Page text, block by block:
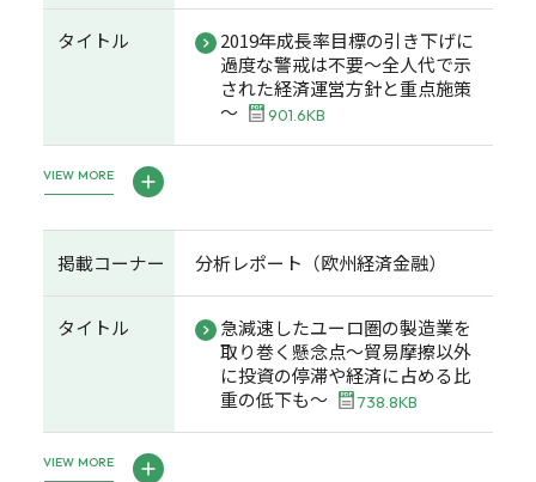
タイトル
2019年成長率目標の引き下げに
過度な警戒は不要～全人代で示
された経済運営方針と重点施策
～
901.6KB
VIEW MORE
掲載コーナー 分析レポート（欧州経済金融）
タイトル
急減速したユーロ圏の製造業を
取り巻く懸念点～貿易摩擦以外
に投資の停滞や経済に占める比
重の低下も～
738.8KB
VIEW MORE